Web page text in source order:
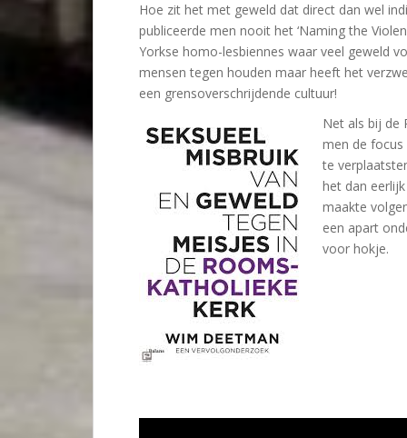
Hoe zit het met geweld dat direct dan wel
publiceerde men nooit het ‘Naming the
Yorkse homo-lesbiennes waar veel geweld
mensen tegen houden maar heeft het
een grensoverschrijdende cultuur!
Net als bij de
men de focus
te
het dan
maakte
een apart
voor hokje.